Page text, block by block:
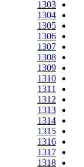
1303
1304
1305
1306
1307
1308
1309
1310
1311
1312
1313
1314
1315
1316
1317
1318